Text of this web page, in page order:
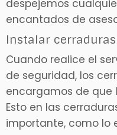
despejemos
encantados de
Instalar
Cuando realice el
de seguridad, los
encargamos de que
Esto en las
importante, como lo